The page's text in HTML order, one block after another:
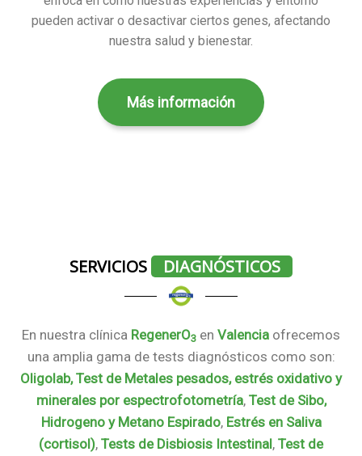
pueden activar o desactivar ciertos genes, afectando
nuestra salud y bienestar.
Más información
SERVICIOS DIAGNÓSTICOS
En nuestra clínica RegenerO3 en Valencia ofrecemos
una amplia gama de tests diagnósticos como son:
Oligolab, Test de Metales pesados, estrés oxidativo y
minerales por espectrofotometría, Test de Sibo,
Hidrogeno y Metano Espirado, Estrés en Saliva
(cortisol), Tests de Disbiosis Intestinal, Test de